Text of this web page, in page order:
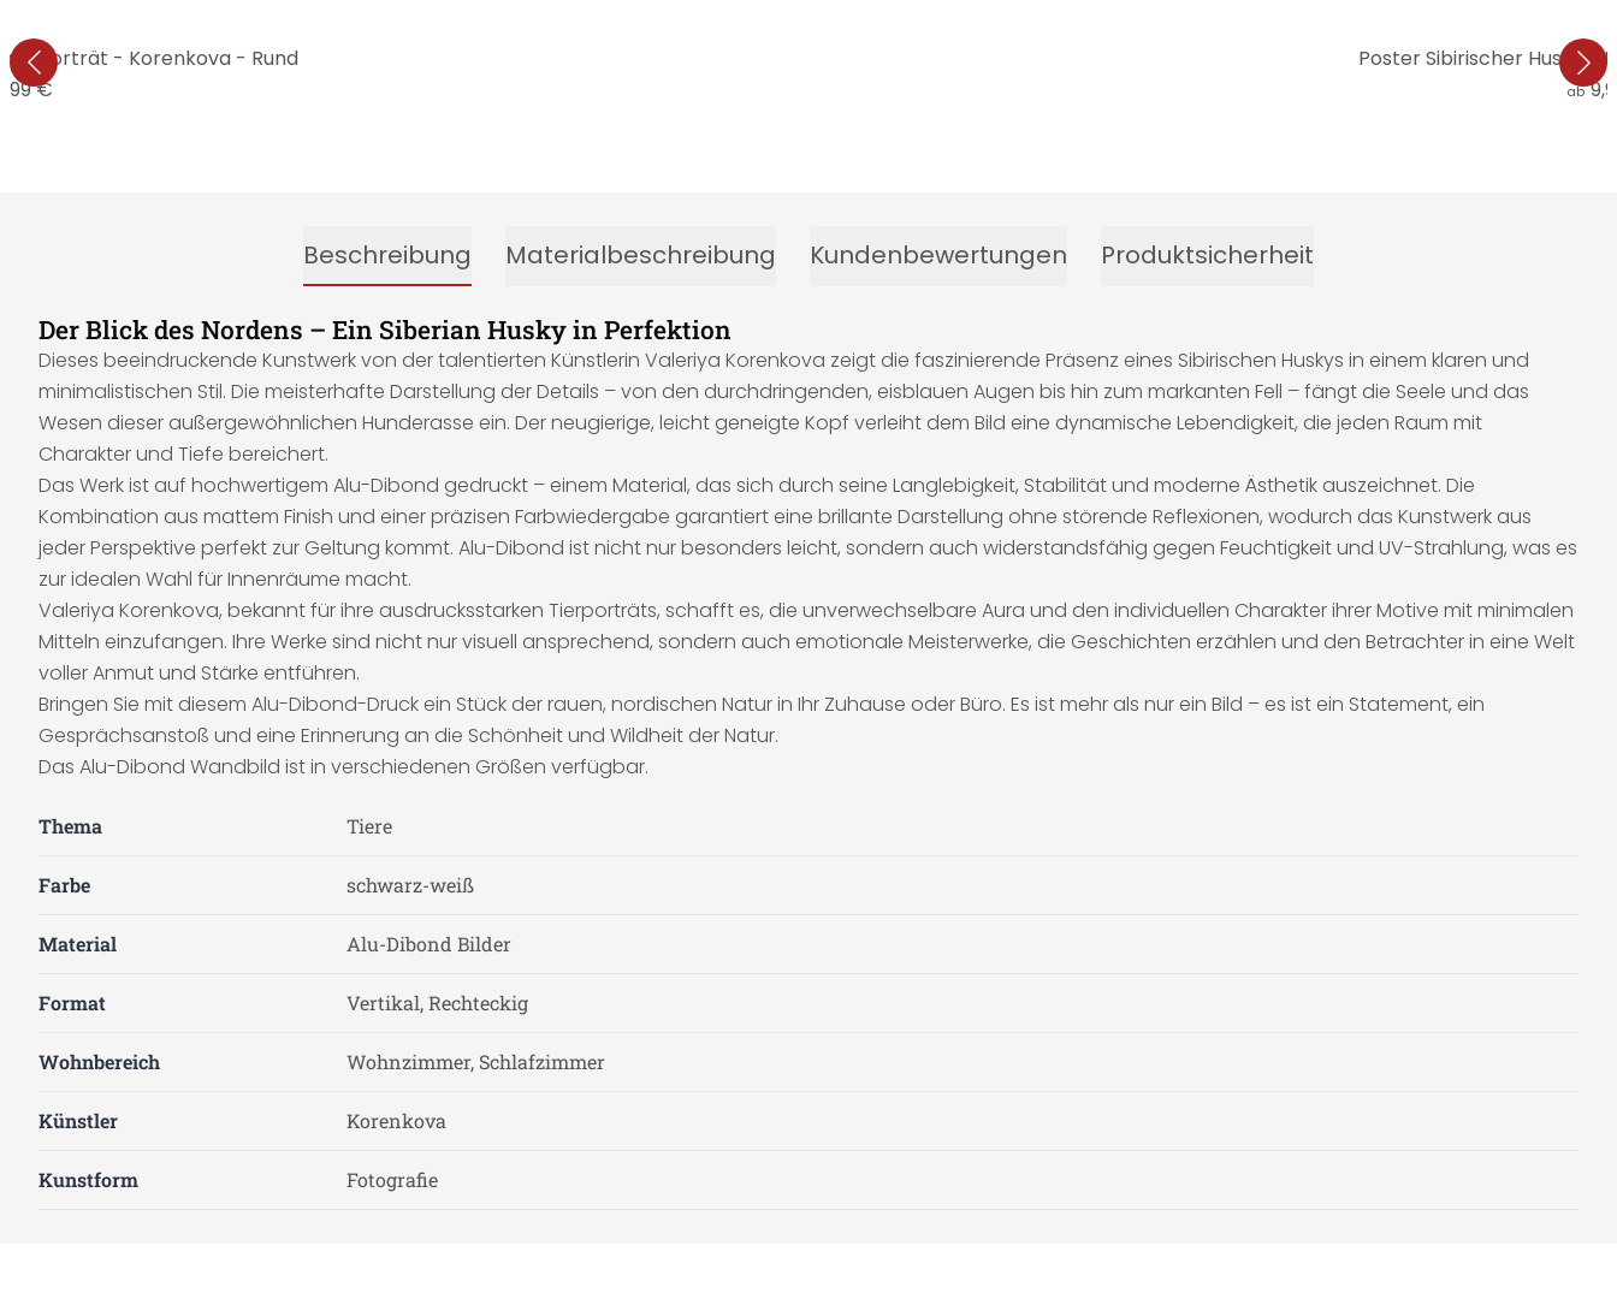
- Korenkova - Rund
€
Poster Sibirischer Husky -
ab
Beschreibung Materialbeschreibung Kundenbewertungen Produktsicherheit
Der Blick des Nordens – Ein Siberian Husky in Perfektion
Dieses beeindruckende Kunstwerk von der talentierten Künstlerin Valeriya Korenkova zeigt die faszinierende Präsenz eines Sibirischen Huskys in einem klaren und
minimalistischen Stil. Die meisterhafte Darstellung der Details – von den durchdringenden, eisblauen Augen bis hin zum markanten Fell – fängt die Seele und das
Wesen dieser außergewöhnlichen Hunderasse ein. Der neugierige, leicht geneigte Kopf verleiht dem Bild eine dynamische Lebendigkeit, die jeden Raum mit
Charakter und Tiefe bereichert.
Das Werk ist auf hochwertigem Alu-Dibond gedruckt – einem Material, das sich durch seine Langlebigkeit, Stabilität und moderne Ästhetik auszeichnet. Die
Kombination aus mattem Finish und einer präzisen Farbwiedergabe garantiert eine brillante Darstellung ohne störende Reflexionen, wodurch das Kunstwerk aus
jeder Perspektive perfekt zur Geltung kommt. Alu-Dibond ist nicht nur besonders leicht, sondern auch widerstandsfähig gegen Feuchtigkeit und UV-Strahlung, was es
zur idealen Wahl für Innenräume macht.
Valeriya Korenkova, bekannt für ihre ausdrucksstarken Tierporträts, schafft es, die unverwechselbare Aura und den individuellen Charakter ihrer Motive mit minimalen
Mitteln einzufangen. Ihre Werke sind nicht nur visuell ansprechend, sondern auch emotionale Meisterwerke, die Geschichten erzählen und den Betrachter in eine Welt
voller Anmut und Stärke entführen.
Bringen Sie mit diesem Alu-Dibond-Druck ein Stück der rauen, nordischen Natur in Ihr Zuhause oder Büro. Es ist mehr als nur ein Bild – es ist ein Statement, ein
Gesprächsanstoß und eine Erinnerung an die Schönheit und Wildheit der Natur.
Das Alu-Dibond Wandbild ist in verschiedenen Größen verfügbar.
Thema Tiere
Farbe schwarz-weiß
Material Alu-Dibond Bilder
Format Vertikal, Rechteckig
Wohnbereich Wohnzimmer, Schlafzimmer
Künstler Korenkova
Kunstform Fotografie